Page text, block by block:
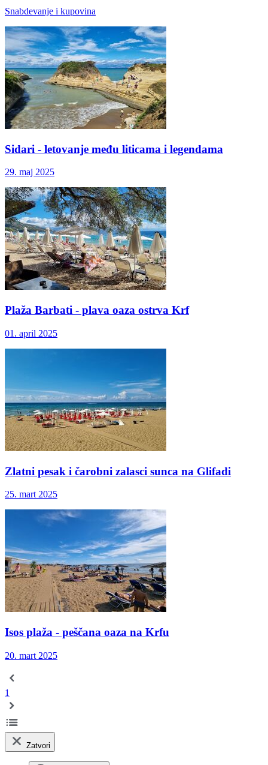
Snabdevanje i kupovina
Sidari - letovanje među liticama i legendama
29. maj 2025
Plaža Barbati - plava oaza ostrva Krf
01. april 2025
Zlatni pesak i čarobni zalasci sunca na Glifadi
25. mart 2025
Isos plaža - peščana oaza na Krfu
20. mart 2025
1
Zatvori